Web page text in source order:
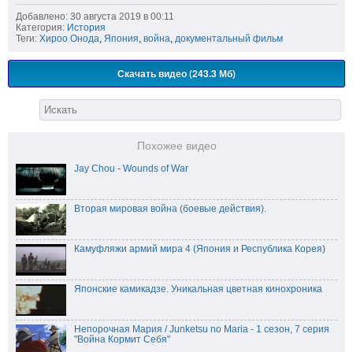
Добавлено: 30 августа 2019 в 00:11
Категория: История
Теги: Хироо Онода, Япония, война, документальный фильм
Скачать видео (243.3 Мб)
Похожее видео
Jay Chou - Wounds of War
Вторая мировая война (боевые действия).
Камуфляжи армий мира 4 (Япония и Республика Корея)
Японские камикадзе. Уникальная цветная кинохроника
Непорочная Мария / Junketsu no Maria - 1 сезон, 7 серия
"Война Кормит Себя"